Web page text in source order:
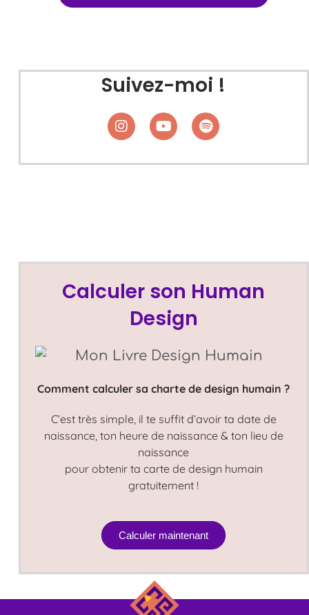
Suivez-moi !
Calculer son Human
Design
Comment calculer sa charte de design humain ?
C’est très simple, il te suffit d’avoir ta date de
naissance, ton heure de naissance & ton lieu de
naissance
pour obtenir ta carte de design humain
gratuitement !
Calculer maintenant